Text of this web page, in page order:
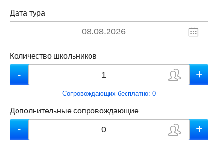
Дата тура
Количество школьников
Сопровождающих бесплатно: 0
Дополнительные сопровождающие